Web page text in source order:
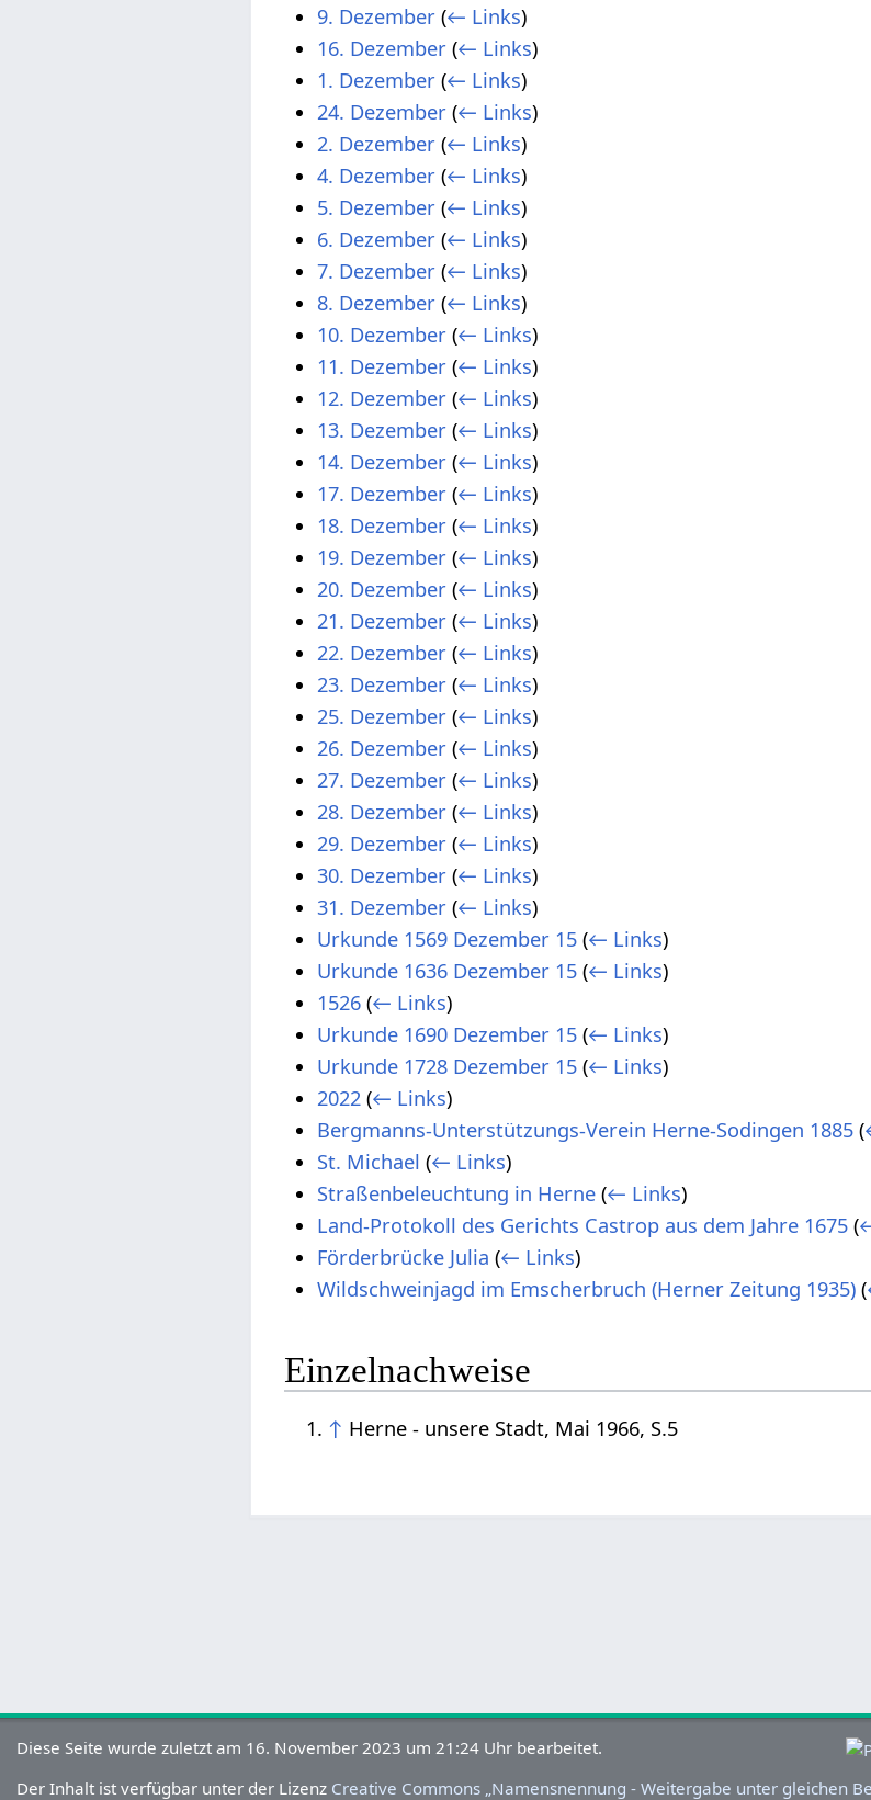
9. Dezember (← Links)
16. Dezember (← Links)
1. Dezember (← Links)
24. Dezember (← Links)
2. Dezember (← Links)
4. Dezember (← Links)
5. Dezember (← Links)
6. Dezember (← Links)
7. Dezember (← Links)
8. Dezember (← Links)
10. Dezember (← Links)
11. Dezember (← Links)
12. Dezember (← Links)
13. Dezember (← Links)
14. Dezember (← Links)
17. Dezember (← Links)
18. Dezember (← Links)
19. Dezember (← Links)
20. Dezember (← Links)
21. Dezember (← Links)
22. Dezember (← Links)
23. Dezember (← Links)
25. Dezember (← Links)
26. Dezember (← Links)
27. Dezember (← Links)
28. Dezember (← Links)
29. Dezember (← Links)
30. Dezember (← Links)
31. Dezember (← Links)
Urkunde 1569 Dezember 15 (← Links)
Urkunde 1636 Dezember 15 (← Links)
1526 (← Links)
Urkunde 1690 Dezember 15 (← Links)
Urkunde 1728 Dezember 15 (← Links)
2022 (← Links)
Bergmanns-Unterstützungs-Verein Herne-Sodingen 1885 (
St. Michael (← Links)
Straßenbeleuchtung in Herne (← Links)
Land-Protokoll des Gerichts Castrop aus dem Jahre 1675 (
Förderbrücke Julia (← Links)
Wildschweinjagd im Emscherbruch (Herner Zeitung 1935) (
Einzelnachweise
↑ Herne - unsere Stadt, Mai 1966, S.5
Diese Seite wurde zuletzt am 16. November 2023 um 21:24 Uhr bearbeitet.
Der Inhalt ist verfügbar unter der Lizenz Creative Commons „Namensnennung - Weitergabe unter gleichen